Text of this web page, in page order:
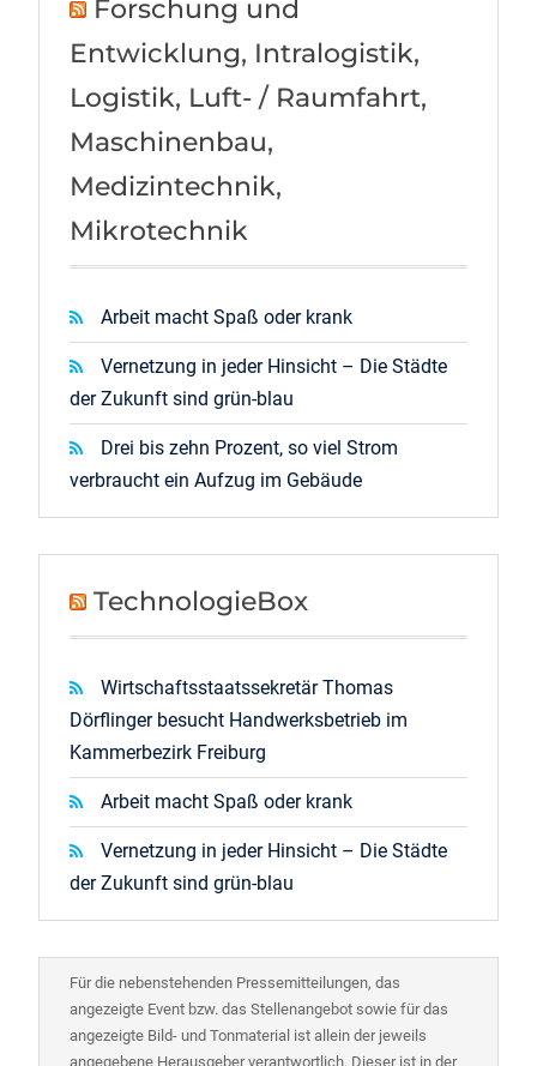
Forschung und
Entwicklung, Intralogistik,
Logistik, Luft- / Raumfahrt,
Maschinenbau,
Medizintechnik,
Mikrotechnik
Arbeit macht Spaß oder krank
Vernetzung in jeder Hinsicht – Die Städte
der Zukunft sind grün-blau
Drei bis zehn Prozent, so viel Strom
verbraucht ein Aufzug im Gebäude
TechnologieBox
Wirtschaftsstaatssekretär Thomas
Dörflinger besucht Handwerksbetrieb im
Kammerbezirk Freiburg
Arbeit macht Spaß oder krank
Vernetzung in jeder Hinsicht – Die Städte
der Zukunft sind grün-blau
Für die nebenstehenden Pressemitteilungen, das
angezeigte Event bzw. das Stellenangebot sowie für das
angezeigte Bild- und Tonmaterial ist allein der jeweils
angegebene Herausgeber verantwortlich. Dieser ist in der